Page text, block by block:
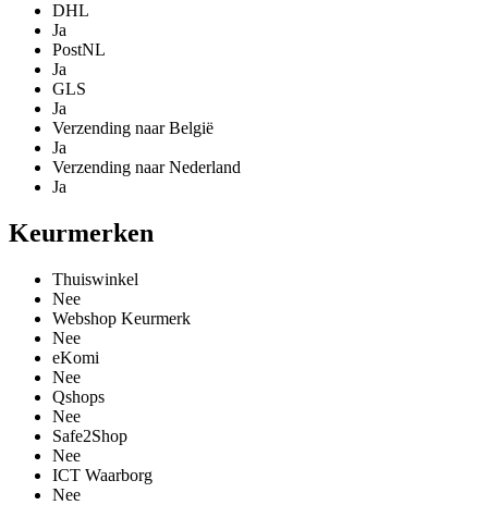
DHL
Ja
PostNL
Ja
GLS
Ja
Verzending naar België
Ja
Verzending naar Nederland
Ja
Keurmerken
Thuiswinkel
Nee
Webshop Keurmerk
Nee
eKomi
Nee
Qshops
Nee
Safe2Shop
Nee
ICT Waarborg
Nee